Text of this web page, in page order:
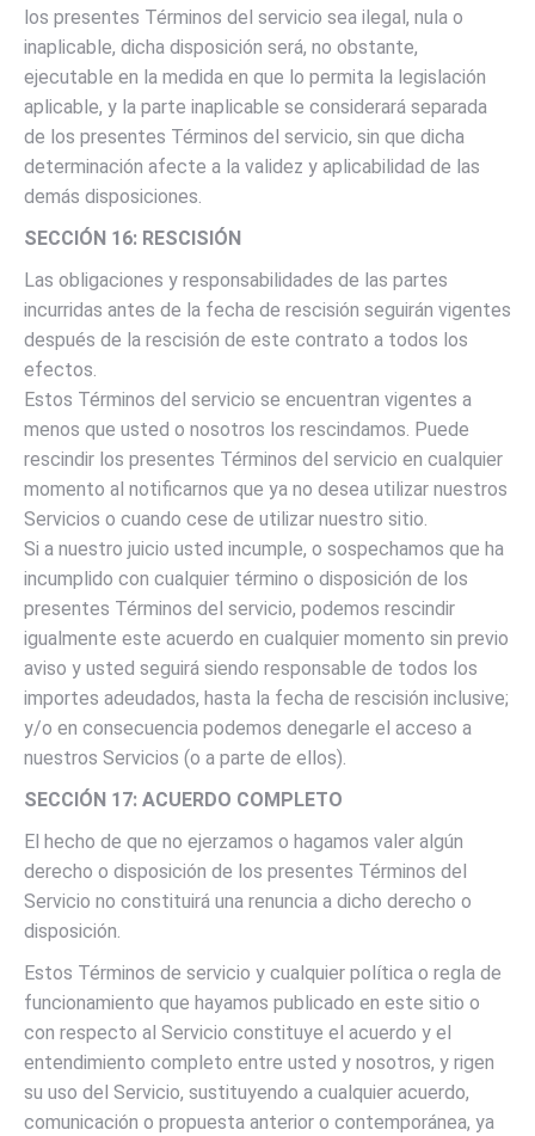
los presentes Términos del servicio sea ilegal, nula o
inaplicable, dicha disposición será, no obstante,
ejecutable en la medida en que lo permita la legislación
aplicable, y la parte inaplicable se considerará separada
de los presentes Términos del servicio, sin que dicha
determinación afecte a la validez y aplicabilidad de las
demás disposiciones.
SECCIÓN 16: RESCISIÓN
Las obligaciones y responsabilidades de las partes
incurridas antes de la fecha de rescisión seguirán vigentes
después de la rescisión de este contrato a todos los
efectos.
Estos Términos del servicio se encuentran vigentes a
menos que usted o nosotros los rescindamos. Puede
rescindir los presentes Términos del servicio en cualquier
momento al notificarnos que ya no desea utilizar nuestros
Servicios o cuando cese de utilizar nuestro sitio.
Si a nuestro juicio usted incumple, o sospechamos que ha
incumplido con cualquier término o disposición de los
presentes Términos del servicio, podemos rescindir
igualmente este acuerdo en cualquier momento sin previo
aviso y usted seguirá siendo responsable de todos los
importes adeudados, hasta la fecha de rescisión inclusive;
y/o en consecuencia podemos denegarle el acceso a
nuestros Servicios (o a parte de ellos).
SECCIÓN 17: ACUERDO COMPLETO
El hecho de que no ejerzamos o hagamos valer algún
derecho o disposición de los presentes Términos del
Servicio no constituirá una renuncia a dicho derecho o
disposición.
Estos Términos de servicio y cualquier política o regla de
funcionamiento que hayamos publicado en este sitio o
con respecto al Servicio constituye el acuerdo y el
entendimiento completo entre usted y nosotros, y rigen
su uso del Servicio, sustituyendo a cualquier acuerdo,
comunicación o propuesta anterior o contemporánea, ya